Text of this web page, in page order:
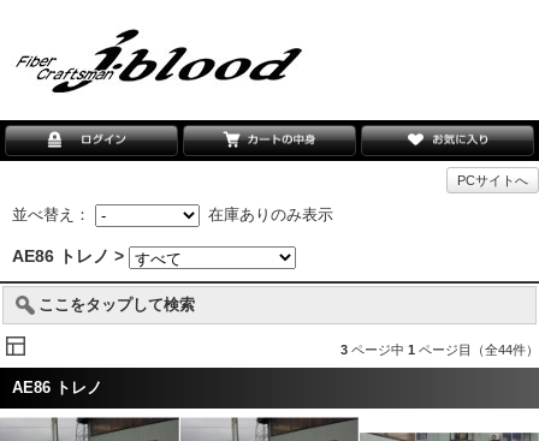
PCサイトへ
並べ替え： 在庫ありのみ表示
AE86 トレノ >
ここをタップして検索
3 ページ中 1 ページ目（全44件）
AE86 トレノ